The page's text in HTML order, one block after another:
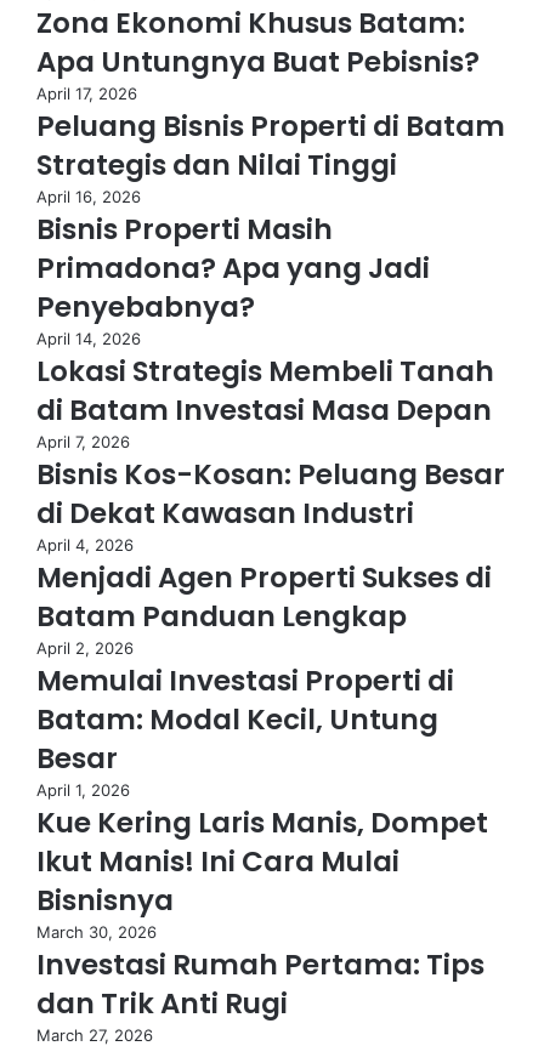
karena produk digital dapat dijual ke siapa saja di
Fleksibilitas Waktu: Anda bisa bekerja kapan saja dan
produk tetap akan tersedia untuk dijual, bahkan saat
Anda sedang tidak bekerja.
Tips Sukses Menjual Produk Digital:
Buat produk yang menyelesaikan masalah atau
memenuhi kebutuhan target audiens.
Manfaatkan platform seperti Udemy, Skillshare, atau
Amazon Kindle untuk menjual produk digital Anda.
Buat strategi pemasaran yang efektif dengan
memanfaatkan blog, media sosial, atau email marketing.
3. Bisnis Jasa Freelance: Menjual
Keterampilan yang Anda Miliki
Jika Anda memiliki keterampilan tertentu,
seperti menulis, desain grafis, pemrograman,
atau pemasaran digital, bisnis jasa freelance
bisa menjadi opsi yang sangat menjanjikan.
Menjual keterampilan Anda tidak memerlukan
modal besar, tetapi bisa memberikan
keuntungan yang signifikan. Dengan semakin
banyak perusahaan yang mencari tenaga kerja
lepas (freelance), peluang untuk bisnis ini terus
meningkat.
Mengapa Bisnis Freelance Menguntungkan:
Modal Rendah:
koneksi internet untuk memulai.
Fleksibilitas Tinggi:
Anda bisa bekerja dari rumah
dengan waktu yang fleksibel, sehingga cocok untuk
berbagai kalangan.
Pasar Global:
dari seluruh dunia melalui platform seperti Upwork,
Freelancer, dan Fiverr.
Tips Sukses dalam Bisnis Freelance:
Zona Ekonomi Khusus Batam:
Apa Untungnya Buat Pebisnis?
April 17, 2026
Peluang Bisnis Properti di Batam
Strategis dan Nilai Tinggi
April 16, 2026
Bisnis Properti Masih
Primadona? Apa yang Jadi
Penyebabnya?
April 14, 2026
Lokasi Strategis Membeli Tanah
di Batam Investasi Masa Depan
April 7, 2026
Bisnis Kos-Kosan: Peluang Besar
di Dekat Kawasan Industri
April 4, 2026
Menjadi Agen Properti Sukses di
Batam Panduan Lengkap
April 2, 2026
Memulai Investasi Properti di
Batam: Modal Kecil, Untung
Besar
April 1, 2026
Kue Kering Laris Manis, Dompet
Ikut Manis! Ini Cara Mulai
Bisnisnya
March 30, 2026
Investasi Rumah Pertama: Tips
dan Trik Anti Rugi
March 27, 2026